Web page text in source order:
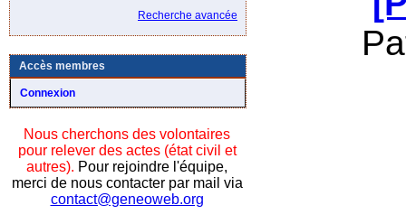
Recherche avancée
Accès membres
Connexion
Nous cherchons des volontaires
pour relever des actes (état civil et
autres). Pour rejoindre l'équipe,
merci de nous contacter par mail via
contact@geneoweb.org